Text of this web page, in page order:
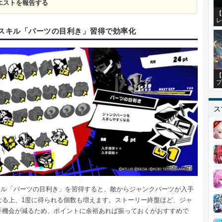
ストを報告する
キル「パーツの目利き」習得で効率化
「パーツの目利き」を習得すると、敵からジャンクパーツが入手
る上、1度に得られる個数も増えます。ストーリー終盤ほど、ジャ
機会が減るため、ポイントに余裕あれば振っておくがおすすめで